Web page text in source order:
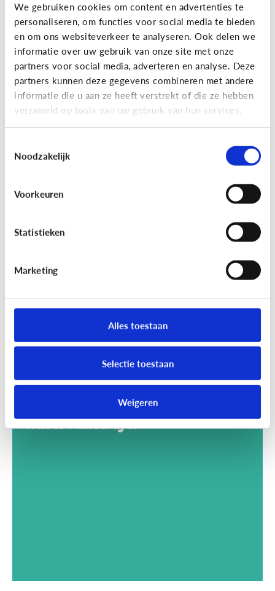
We gebruiken cookies om content en advertenties te
personaliseren, om functies voor social media te bieden
en om ons websiteverkeer te analyseren. Ook delen we
informatie over uw gebruik van onze site met onze
partners voor social media, adverteren en analyse. Deze
partners kunnen deze gegevens combineren met andere
informatie die u aan ze heeft verstrekt of die ze hebben
verzameld op basis van uw gebruik van hun services.
Noodzakelijk
Voorkeuren
Statistieken
Marketing
Alles toestaan
Selectie toestaan
Weigeren
Wat is Fall Guys?
Gaming
[Video] Gamet mijn kind teveel?
Wat is Minecraft?